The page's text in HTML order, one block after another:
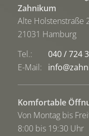
Zahnikum
Alte Holstenstraße
21031 Hamburg
Tel.:
040 / 724
E-Mail:
Komfortable
Von Montag bis
8:00 bis 19:30 Uhr